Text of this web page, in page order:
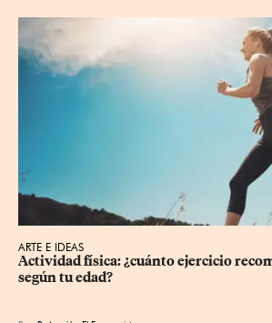
ARTE E IDEAS
Actividad física: ¿cuánto ejercicio
según tu edad?